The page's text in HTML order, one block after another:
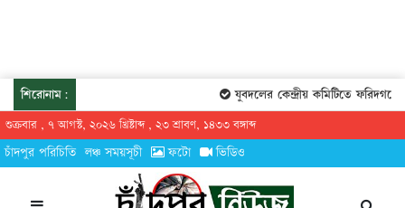
শিরোনাম: যুবদলের কেন্দ্রীয় কমিটিতে ফরিদগঞ্জের
শুক্রবার , ৭ আগস্ট, ২০২৬ খ্রিষ্টাব্দ , ২৩ শ্রাবণ, ১৪৩৩ বঙ্গাব্দ
চাঁদপুর পরিচিতি লঞ্চ সময়সূচী ফটো ভিডিও